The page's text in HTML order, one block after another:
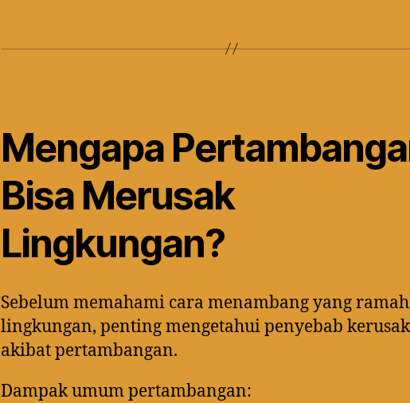
Mengapa
Bisa Merusak
Lingkungan?
Sebelum memahami cara menambang yang ramah
lingkungan, penting mengetahui penyebab
akibat pertambangan.
Dampak umum pertambangan: